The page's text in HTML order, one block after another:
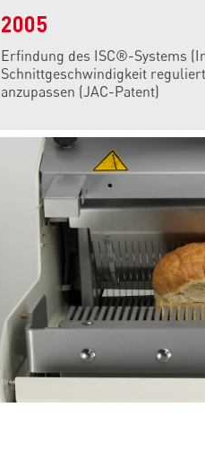
2005
Erfindung des ISC®-Systems
Schnittgeschwindigkeit
anzupassen (JAC-Patent)